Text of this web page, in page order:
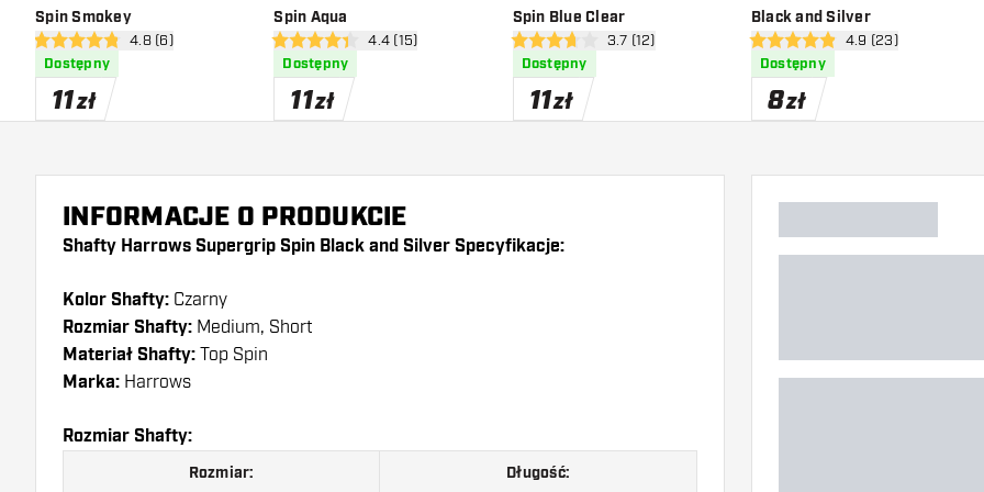
Spin Smokey
otwórz panel recenzji
4.8 gwiazdki oceny
4.8 (6)
Dostępny
11zł
Spin Aqua
otwórz panel recenzji
4.4 gwiazdki oceny
4.4 (15)
Dostępny
11zł
Spin Blue Clear
otwórz panel recenzji
3.7 gwiazdki oceny
3.7 (12)
Dostępny
11zł
Black and Silver
otwórz panel
4.9 gwiazdki oceny4.9 (23)
Dostępny
8zł
INFORMACJE O PRODUKCIE
Shafty Harrows Supergrip Spin Black and Silver Specyfikacje:
Kolor Shafty: Czarny
Rozmiar Shafty: Medium, Short
Materiał Shafty: Top Spin
Marka: Harrows
Rozmiar Shafty:
Rozmiar: Długość: